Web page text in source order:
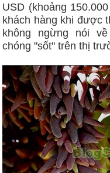
USD (khoảng
khách hàng khi được
không ngừng nói
chóng "sốt" trên thị